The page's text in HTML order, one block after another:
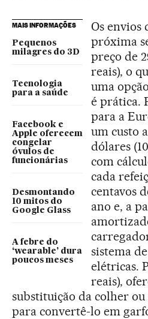
MAIS INFORMAÇÕES
Pequenos
milagres do 3D
Tecnologia
para a saúde
Facebook e
Apple oferecem
congelar
óvulos de
funcionárias
Desmontando
10 mitos do
Google Glass
A febre do
‘wearable’ dura
poucos meses
Os envios
próxima
preço de
reais), o
uma
é prática.
para a
um custo
dólares
com
cada
centavos
ano e, a
sistema
elétricas.
reais),
substituição da colher
para convertê-lo em